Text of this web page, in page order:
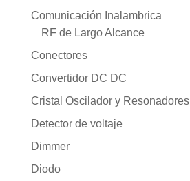
Comunicación Inalambrica
RF de Largo Alcance
Conectores
Convertidor DC DC
Cristal Oscilador y Resonadores
Detector de voltaje
Dimmer
Diodo